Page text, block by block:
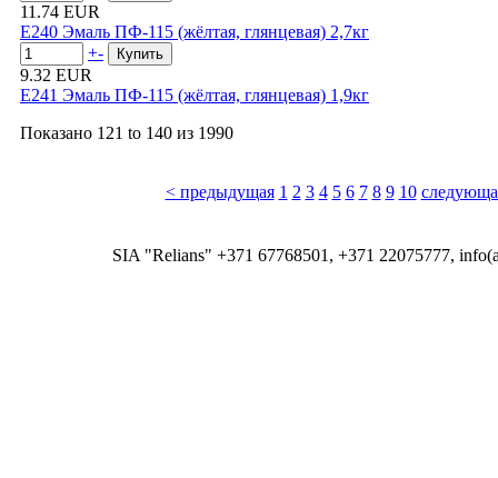
11.74 EUR
E240 Эмаль ПФ-115 (жёлтая, глянцевая) 2,7кг
+-
9.32 EUR
E241 Эмаль ПФ-115 (жёлтая, глянцевая) 1,9кг
Показано 121 to 140 из 1990
< предыдущая 1 2 3 4 5 6 7 8 9 10
SIA "Relians" +371 67768501, +371 22075777,